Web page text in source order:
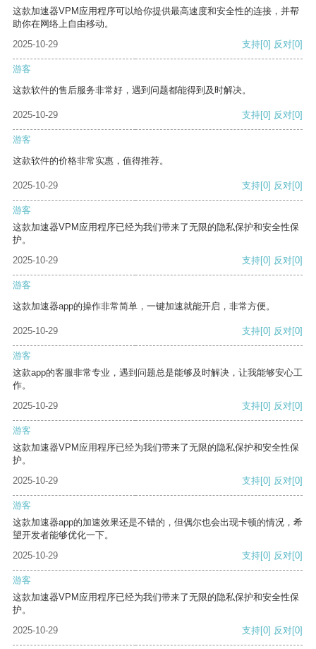
这款加速器VPM应用程序可以给你提供最高速度和安全性的连接，并帮
助你在网络上自由移动。
2025-10-29
支持[0] 反对[0]
游客
这款软件的售后服务非常好，遇到问题都能得到及时解决。
2025-10-29 支持[0] 反对[0]
游客
这款软件的价格非常实惠，值得推荐。
2025-10-29 支持[0] 反对[0]
游客
这款加速器VPM应用程序已经为我们带来了无限的隐私保护和安全性保
护。
2025-10-29
支持[0] 反对[0]
游客
这款加速器app的操作非常简单，一键加速就能开启，非常方便。
2025-10-29 支持[0] 反对[0]
游客
这款app的客服非常专业，遇到问题总是能够及时解决，让我能够安心工
作。
2025-10-29
支持[0] 反对[0]
游客
这款加速器VPM应用程序已经为我们带来了无限的隐私保护和安全性保
护。
2025-10-29
支持[0] 反对[0]
游客
这款加速器app的加速效果还是不错的，但偶尔也会出现卡顿的情况，希
望开发者能够优化一下。
2025-10-29
支持[0] 反对[0]
游客
这款加速器VPM应用程序已经为我们带来了无限的隐私保护和安全性保
护。
2025-10-29
支持[0] 反对[0]